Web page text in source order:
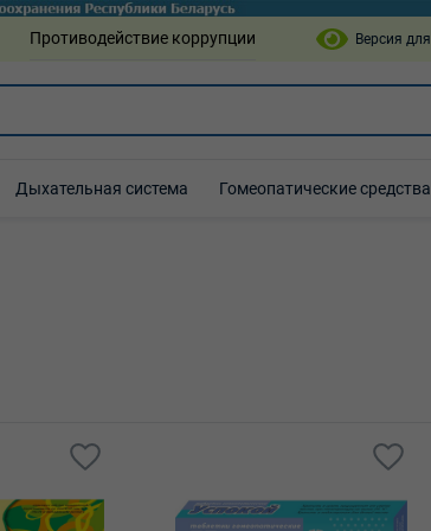
Противодействие коррупции
Дыхательная система Гомеопатические средства